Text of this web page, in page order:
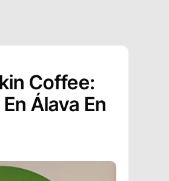
Coffee:
Álava En